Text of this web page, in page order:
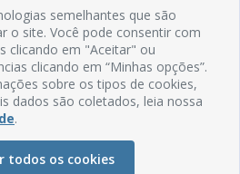
PB
2246
das 08h às 13h
do Site
Navegação
semelhantes que são
o site. Você pode consentir com
clicando em "Aceitar" ou
clicando em “Minhas opções”.
sobre os tipos de cookies,
dados são coletados, leia nossa
.
todos os cookies